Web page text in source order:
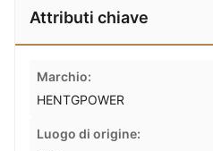
Attributi chiave
Marchio:
HENTGPOWER
Luogo di origine: